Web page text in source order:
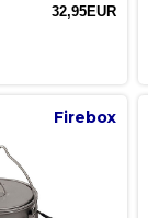
32,95EUR
Firebox